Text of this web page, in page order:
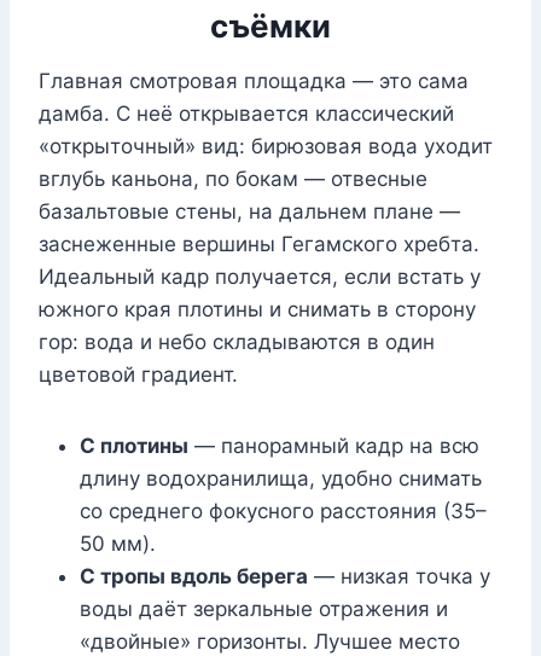
съёмки
Главная смотровая площадка — это сама
дамба. С неё открывается классический
«открыточный» вид: бирюзовая вода уходит
вглубь каньона, по бокам — отвесные
базальтовые стены, на дальнем плане —
заснеженные вершины Гегамского хребта.
Идеальный кадр получается, если встать у
южного края плотины и снимать в сторону
гор: вода и небо складываются в один
цветовой градиент.
С плотины — панорамный кадр на всю
длину водохранилища, удобно снимать
со среднего фокусного расстояния (35–
50 мм).
С тропы вдоль берега — низкая точка у
воды даёт зеркальные отражения и
«двойные» горизонты. Лучшее место